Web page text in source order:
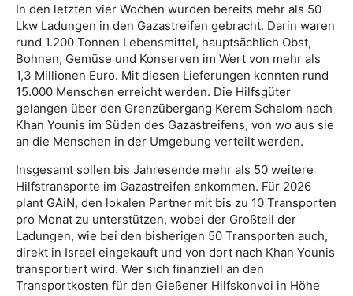
In den letzten vier Wochen wurden bereits mehr als 50
Lkw Ladungen in den Gazastreifen gebracht. Darin waren
rund 1.200 Tonnen Lebensmittel, hauptsächlich Obst,
Bohnen, Gemüse und Konserven im Wert von mehr als
1,3 Millionen Euro. Mit diesen Lieferungen konnten rund
15.000 Menschen erreicht werden. Die Hilfsgüter
gelangen über den Grenzübergang Kerem Schalom nach
Khan Younis im Süden des Gazastreifens, von wo aus sie
an die Menschen in der Umgebung verteilt werden.
Insgesamt sollen bis Jahresende mehr als 50 weitere
Hilfstransporte im Gazastreifen ankommen. Für 2026
plant GAiN, den lokalen Partner mit bis zu 10 Transporten
pro Monat zu unterstützen, wobei der Großteil der
Ladungen, wie bei den bisherigen 50 Transporten auch,
direkt in Israel eingekauft und von dort nach Khan Younis
transportiert wird. Wer sich finanziell an den
Transportkosten für den Gießener Hilfskonvoi in Höhe